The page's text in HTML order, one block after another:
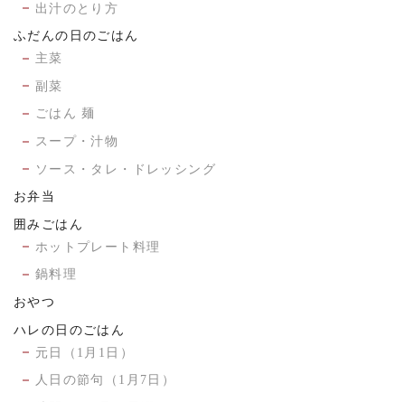
出汁のとり方
ふだんの日のごはん
主菜
副菜
ごはん 麺
スープ・汁物
ソース・タレ・ドレッシング
お弁当
囲みごはん
ホットプレート料理
鍋料理
おやつ
ハレの日のごはん
元日（1月1日）
人日の節句（1月7日）